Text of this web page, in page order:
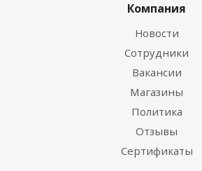
Компания
Новости
Сотрудники
Вакансии
Магазины
Политика
Отзывы
Сертификаты